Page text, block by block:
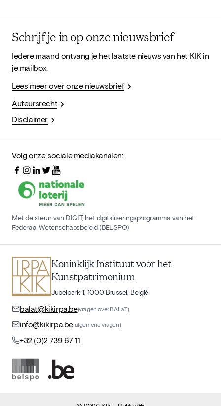
Schrijf je in op onze nieuwsbrief
Iedere maand ontvang je het laatste nieuws van het KIK in
je mailbox.
Lees meer over onze nieuwsbrief
Auteursrecht
Disclaimer
Volg onze sociale mediakanalen:
Met de steun van DIGIT, het digitaliseringsprogramma van het
Federaal Wetenschapsbeleid (BELSPO)
Koninklijk Instituut voor het
Kunstpatrimonium
Jubelpark 1, 1000 Brussel, België
balat@kikirpa.be(vragen over BALaT)
info@kikirpa.be(algemene vragen)
+32 (0)2 739 67 11